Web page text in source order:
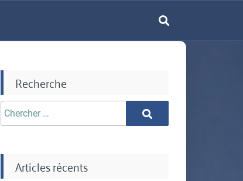
Recherche
Chercher
aprè:
Chercher
Articles récents